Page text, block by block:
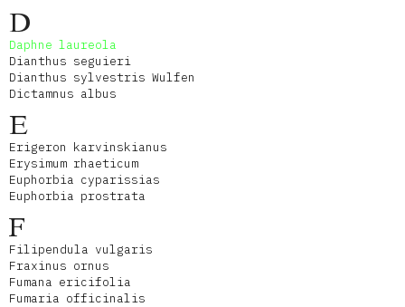
D
Daphne laureola
Dianthus seguieri
Dianthus sylvestris Wulfen
Dictamnus albus
E
Erigeron karvinskianus
Erysimum rhaeticum
Euphorbia cyparissias
Euphorbia prostrata
F
Filipendula vulgaris
Fraxinus ornus
Fumana ericifolia
Fumaria officinalis